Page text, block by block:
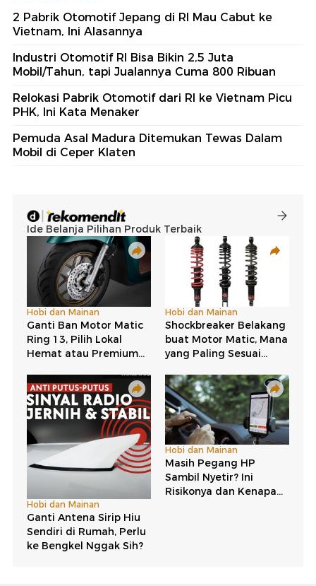
2 Pabrik Otomotif Jepang di RI Mau Cabut ke
Vietnam, Ini Alasannya
Industri Otomotif RI Bisa Bikin 2,5 Juta
Mobil/Tahun, tapi Jualannya Cuma 800 Ribuan
Relokasi Pabrik Otomotif dari RI ke Vietnam Picu
PHK, Ini Kata Menaker
Pemuda Asal Madura Ditemukan Tewas Dalam
Mobil di Ceper Klaten